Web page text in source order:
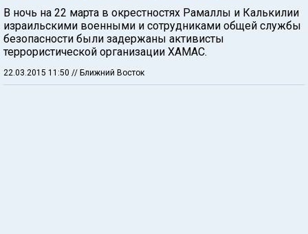
В ночь на 22 марта в окрестностях Рамаллы и Калькилии
израильскими военными и сотрудниками общей службы
безопасности были задержаны активисты
террористической организации ХАМАС.
22.03.2015 11:50 // Ближний Восток